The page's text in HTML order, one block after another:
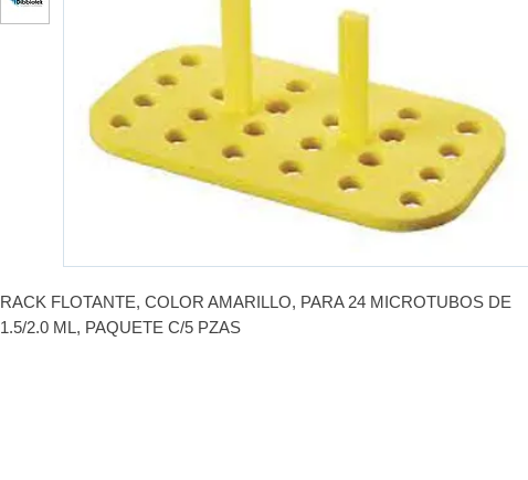
RACK FLOTANTE, COLOR AMARILLO, PARA 24 MICROTUBOS DE
1.5/2.0 ML, PAQUETE C/5 PZAS